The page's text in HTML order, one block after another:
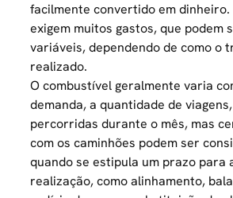
facilmente convertido em dinheiro.
exigem muitos gastos, que podem
variáveis, dependendo de como o
realizado.
O combustível geralmente varia
demanda, a quantidade de
percorridas durante o mês, mas
com os caminhões podem ser
quando se estipula um prazo para
realização, como alinhamento,